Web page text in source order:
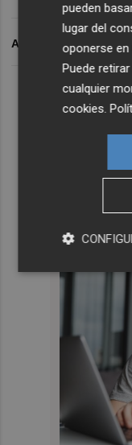
ARCHIVADO EN
pueden
lugar del
oponerse en
Puede
cualquier
cookies.